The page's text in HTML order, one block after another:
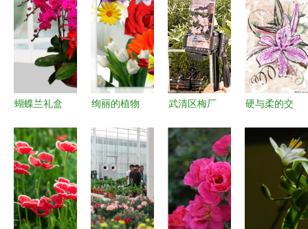
蝴蝶兰礼盒
何选购一台
不打烊
的“提花
机”？
绚丽的植物
花卉的审美
与故事
武清区梅厂
经济”做强
特色种植区
硬与柔的交
备与矢量花
卉背景的创
意设计